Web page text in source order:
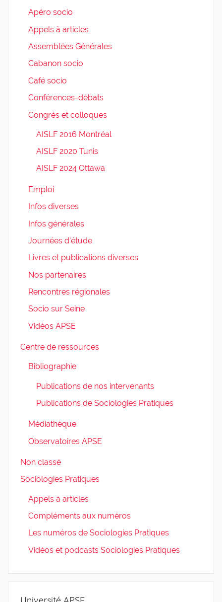
Apéro socio
Appels à articles
Assemblées Générales
Cabanon socio
Café socio
Conférences-débats
Congrès et colloques
AISLF 2016 Montréal
AISLF 2020 Tunis
AISLF 2024 Ottawa
Emploi
Infos diverses
Infos générales
Journées d'étude
Livres et publications diverses
Nos partenaires
Rencontres régionales
Socio sur Seine
Vidéos APSE
Centre de ressources
Bibliographie
Publications de nos intervenants
Publications de Sociologies Pratiques
Médiathèque
Observatoires APSE
Non classé
Sociologies Pratiques
Appels à articles
Compléments aux numéros
Les numéros de Sociologies Pratiques
Vidéos et podcasts Sociologies Pratiques